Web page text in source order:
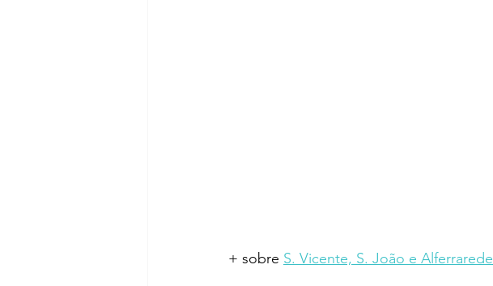
+ sobre S. Vicente, S. João e Alferrarede